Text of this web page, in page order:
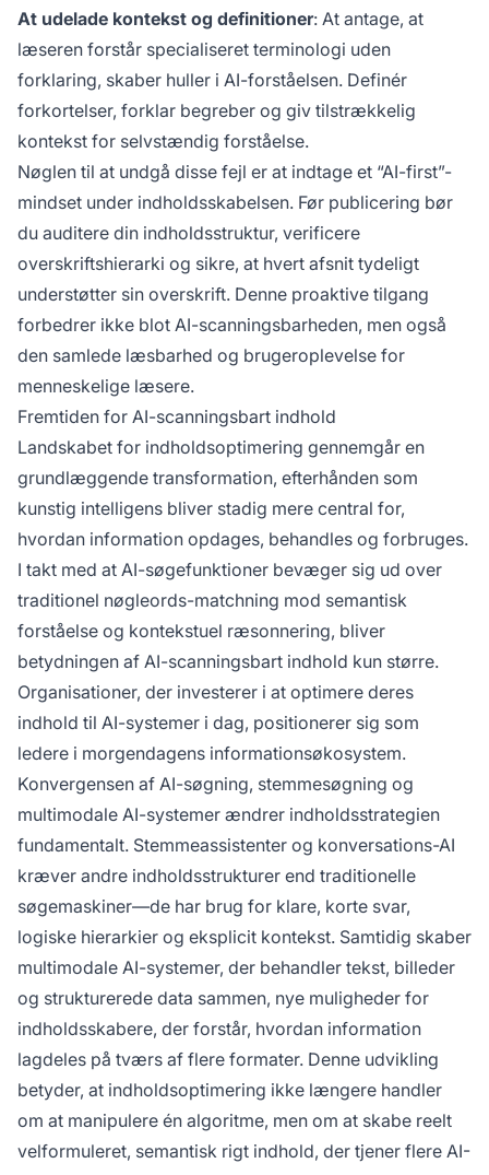
At udelade kontekst og definitioner: At antage, at
læseren forstår specialiseret terminologi uden
forklaring, skaber huller i AI-forståelsen. Definér
forkortelser, forklar begreber og giv tilstrækkelig
kontekst for selvstændig forståelse.
Nøglen til at undgå disse fejl er at indtage et “AI-first”-
mindset under indholdsskabelsen. Før publicering bør
du auditere din indholdsstruktur, verificere
overskriftshierarki og sikre, at hvert afsnit tydeligt
understøtter sin overskrift. Denne proaktive tilgang
forbedrer ikke blot AI-scanningsbarheden, men også
den samlede læsbarhed og brugeroplevelse for
menneskelige læsere.
Fremtiden for AI-scanningsbart indhold
Landskabet for indholdsoptimering gennemgår en
grundlæggende transformation, efterhånden som
kunstig intelligens bliver stadig mere central for,
hvordan information opdages, behandles og forbruges.
I takt med at AI-søgefunktioner bevæger sig ud over
traditionel nøgleords-matchning mod semantisk
forståelse og kontekstuel ræsonnering, bliver
betydningen af AI-scanningsbart indhold kun større.
Organisationer, der investerer i at optimere deres
indhold til AI-systemer i dag, positionerer sig som
ledere i morgendagens informationsøkosystem.
Konvergensen af AI-søgning, stemmesøgning og
multimodale AI-systemer ændrer indholdsstrategien
fundamentalt. Stemmeassistenter og konversations-AI
kræver andre indholdsstrukturer end traditionelle
søgemaskiner—de har brug for klare, korte svar,
logiske hierarkier og eksplicit kontekst. Samtidig skaber
multimodale AI-systemer, der behandler tekst, billeder
og strukturerede data sammen, nye muligheder for
indholdsskabere, der forstår, hvordan information
lagdeles på tværs af flere formater. Denne udvikling
betyder, at indholdsoptimering ikke længere handler
om at manipulere én algoritme, men om at skabe reelt
velformuleret, semantisk rigt indhold, der tjener flere AI-